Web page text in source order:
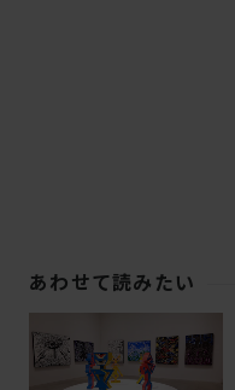
あわせて読みたい